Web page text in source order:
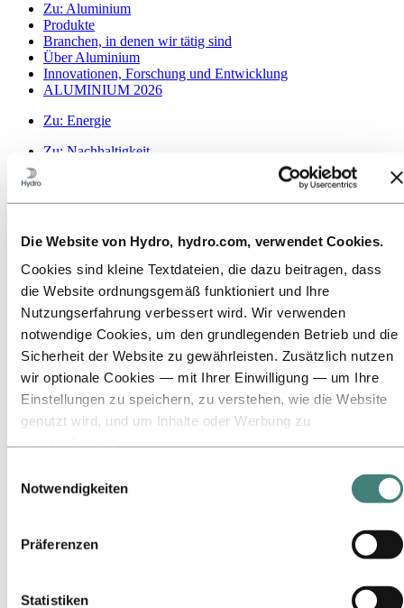
Die Website von Hydro, hydro.com, verwendet Cookies.
Cookies sind kleine Textdateien, die dazu beitragen, dass
die Website ordnungsgemäß funktioniert und Ihre
Nutzungserfahrung verbessert wird. Wir verwenden
notwendige Cookies, um den grundlegenden Betrieb und die
Sicherheit der Website zu gewährleisten. Zusätzlich nutzen
wir optionale Cookies — mit Ihrer Einwilligung — um Ihre
Einstellungen zu speichern, zu verstehen, wie die Website
genutzt wird, und um Inhalte oder Werbung zu
Tools wir für Sicherheits‑, Analyse‑ oder Werbezwecke
verwenden. Diese Drittanbieter können die Informationen,
die sie über Ihre Nutzung unserer Website sammeln, mit
anderen Daten kombinieren, die Sie ihnen bereitgestellt
gesammelt haben. Der Drittanbieter, der für ein
Notwendigkeiten
Präferenzen
Statistiken
Zu: Aluminium
Produkte
Branchen, in denen wir tätig sind
Über Aluminium
Innovationen, Forschung und Entwicklung
ALUMINIUM 2026
Zu: Energie
Zu: Nachhaltigkeit
Roadmap zur Klimaneutralität
Zu:
Karriere
Offene Stellen
Ausbildung bei Hydro
Studierende und Absolventen
Arbeiten bei Hydro
Karrierebereiche
Lerne unsere Mitarbeitenden kennen
Bewerbungsprozess
Kontakt und FAQ
Zu: Investoren
News
Zu:Über Hydro
Unser Zweck und unsere Werte